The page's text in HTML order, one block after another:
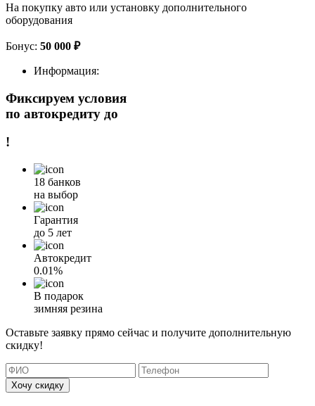
На покупку авто или установку дополнительного
оборудования
Бонус: 50 000 ₽
Информация:
Фиксируем условия
по автокредиту до
!
18 банков
на выбор
Гарантия
до 5 лет
Автокредит
0.01%
В подарок
зимняя резина
Оставьте заявку прямо сейчас и получите дополнительную
скидку!
Хочу скидку